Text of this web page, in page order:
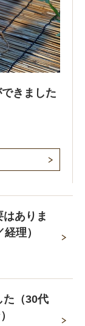
きました
ありま
理）
た（30代